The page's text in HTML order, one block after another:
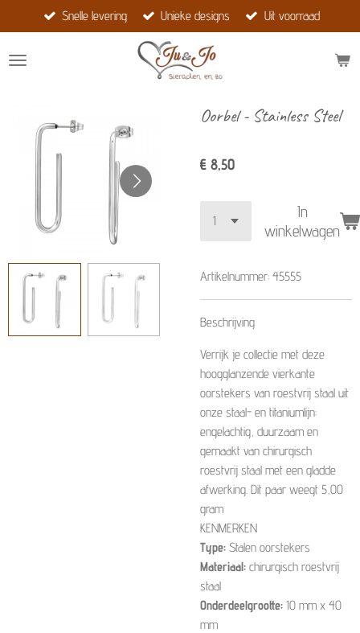
direct
naar
Snelle levering Unieke designs Uit voorraad
Oorbel - Stainless Steel
€ 8,50
In
winkelwagen
Artikelnummer: 45555
Beschrijving
Verrijk je collectie met deze
hoogglanzende vierkante
oorstekers van roestvrij staal uit
onze staal- en titaniumlijn:
engelachtig, duurzaam en
gemaakt van chirurgisch
roestvrij staal met een gladde
afwerking. Dit paar weegt 5,00
gram
KENMERKEN
Type: Stalen oorstekers
Materiaal: chirurgisch roestvrij
staal
Onderdeelgrootte: 10 mm x 40
mm